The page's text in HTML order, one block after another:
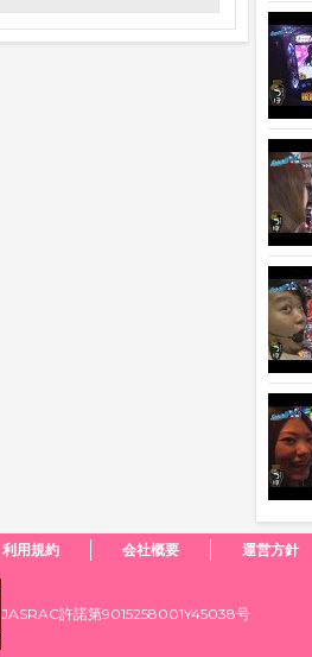
利用規約 会社概要 運営方針
JASRAC許諾第9015258001Y45038号